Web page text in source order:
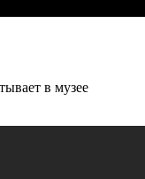
в музее